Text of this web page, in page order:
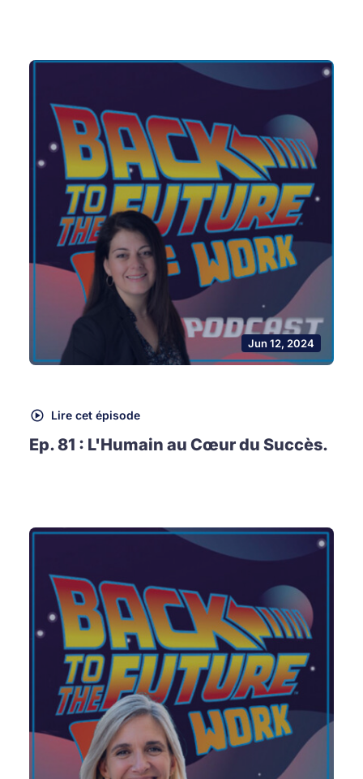
Jun 12, 2024
Lire cet épisode
Ep. 81 : L'Humain au Cœur du Succès.